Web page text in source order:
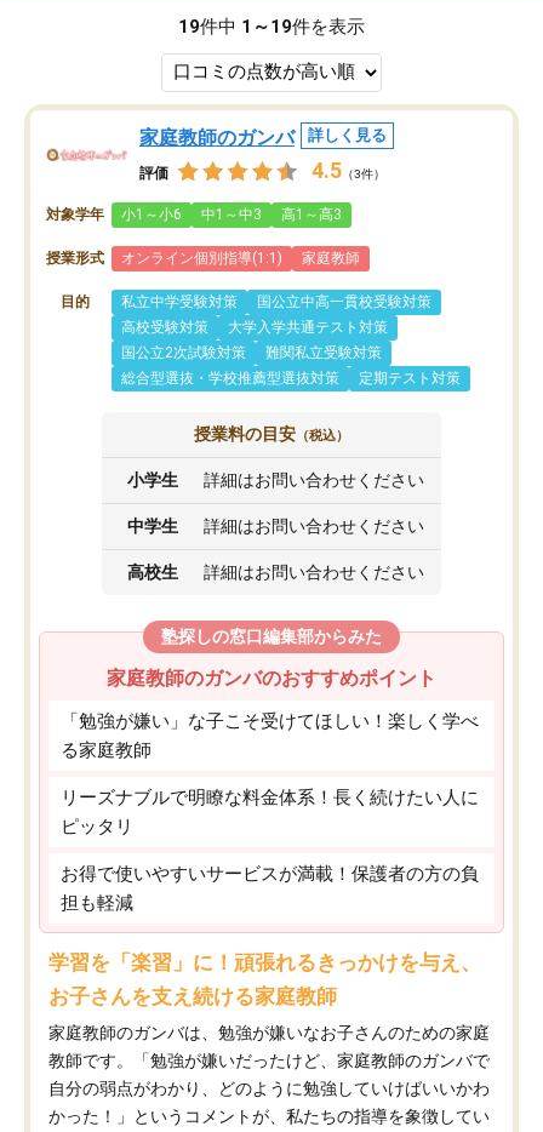
19件中 1～19件を表示
家庭教師のガンバ 詳しく見る
評価 4.5 （3件）
対象学年 小1～小6 中1～中3 高1～高3
授業形式 オンライン個別指導(1:1) 家庭教師
目的 私立中学受験対策
国公立中高一貫校受験対策
高校受験対策
大学入学共通テスト対策
国公立2次試験対策
難関私立受験対策
総合型選抜・学校推薦型選抜対策
定期テスト対策
授業料の目安 （税込）
小学生 詳細はお問い合わせください
中学生 詳細はお問い合わせください
高校生 詳細はお問い合わせください
塾探しの窓口編集部からみた
家庭教師のガンバのおすすめポイント
「勉強が嫌い」な子こそ受けてほしい！楽しく学べ
る家庭教師
リーズナブルで明瞭な料金体系！長く続けたい人に
ピッタリ
お得で使いやすいサービスが満載！保護者の方の負
担も軽減
学習を「楽習」に！頑張れるきっかけを与え、
お子さんを支え続ける家庭教師
家庭教師のガンバは、勉強が嫌いなお子さんのための家庭
教師です。「勉強が嫌いだったけど、家庭教師のガンバで
自分の弱点がわかり、どのように勉強していけばいいかわ
かった！」というコメントが、私たちの指導を象徴してい